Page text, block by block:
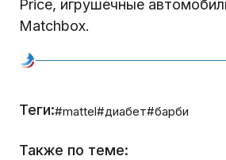
Price, игрушечные
Matchbox.
Теги:#mattel#диабет#барби
Также по теме: